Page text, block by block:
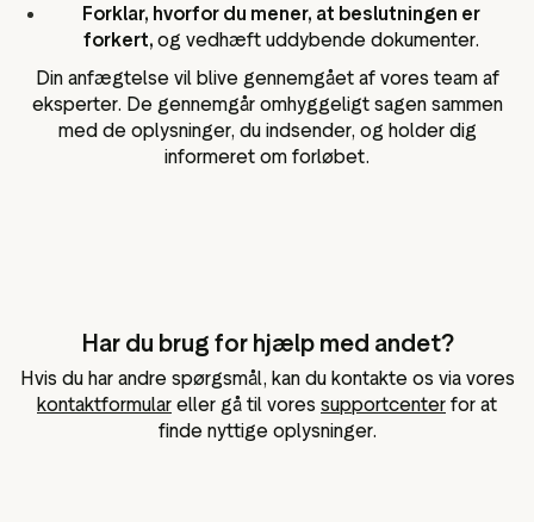
Forklar, hvorfor du mener, at beslutningen er
forkert, og vedhæft uddybende dokumenter.
Din anfægtelse vil blive gennemgået af vores team af
eksperter. De gennemgår omhyggeligt sagen sammen
med de oplysninger, du indsender, og holder dig
informeret om forløbet.
Har du brug for hjælp med andet?
Hvis du har andre spørgsmål, kan du kontakte os via vores
kontaktformular eller gå til vores supportcenter for at
finde nyttige oplysninger.